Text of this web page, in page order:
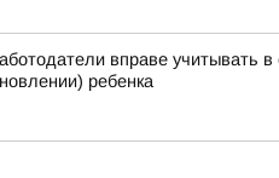
вправе учитывать
ребенка